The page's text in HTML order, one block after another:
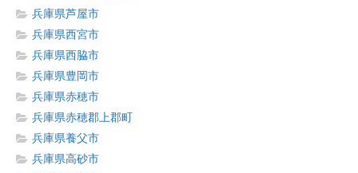
兵庫県芦屋市
兵庫県西宮市
兵庫県西脇市
兵庫県豊岡市
兵庫県赤穂市
兵庫県赤穂郡上郡町
兵庫県養父市
兵庫県高砂市